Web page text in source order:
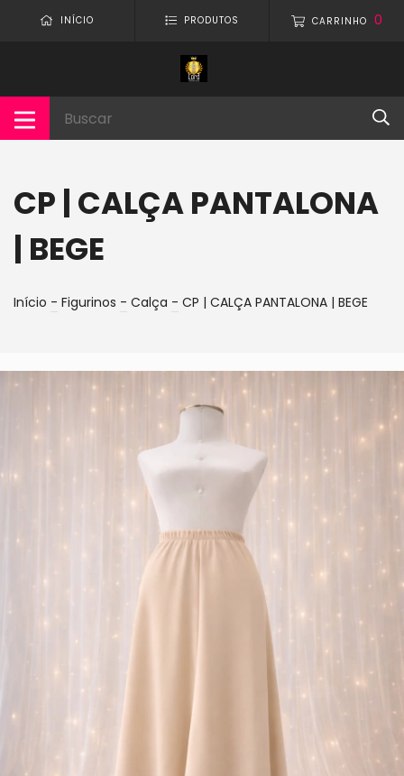
INÍCIO PRODUTOS CARRINHO 0
CP | CALÇA PANTALONA
| BEGE
Início - Figurinos - Calça - CP | CALÇA PANTALONA | BEGE